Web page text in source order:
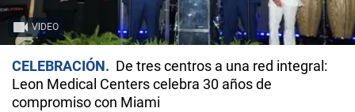
VIDEO
CELEBRACIÓN
De tres centros a una red integral:
Leon Medical Centers celebra 30 años de
compromiso con Miami